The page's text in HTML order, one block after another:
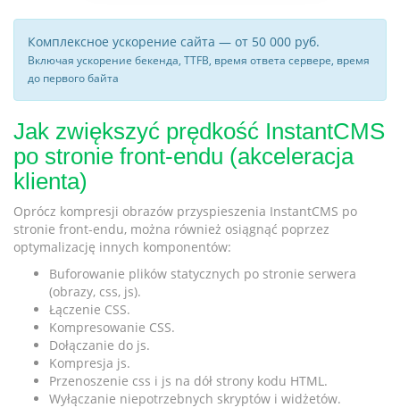
Комплексное ускорение сайта — от 50 000 руб.
Включая ускорение бекенда, TTFB, время ответа сервере, время
до первого байта
Jak zwiększyć prędkość InstantCMS
po stronie front-endu (akceleracja
klienta)
Oprócz kompresji obrazów przyspieszenia InstantCMS po
stronie front-endu, można również osiągnąć poprzez
optymalizację innych komponentów:
Buforowanie plików statycznych po stronie serwera
(obrazy, css, js).
Łączenie CSS.
Kompresowanie CSS.
Dołączanie do js.
Kompresja js.
Przenoszenie css i js na dół strony kodu HTML.
Wyłączanie niepotrzebnych skryptów i widżetów.